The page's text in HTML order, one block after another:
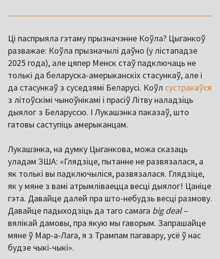
Ці паспрыяла гэтаму прызначэнне Коўла? Цыганкоў
разважае: Коўла прызначылі даўно (у лістападзе
2025 года), але цяпер Менск стаў падключаць не
толькі да беларуска-амерыканскіх стасункаў, але і
да стасункаў з суседзямі Беларусі. Коўл сустракаўся
з літоўскімі чыноўнікамі і прасіў Літву наладзіць
дыялог з Беларуссю. І Лукашэнка паказаў, што
гатовы саступіць амерыканцам.
Лукашэнка, на думку Цыганкова, можа сказаць
уладам ЗША: «Глядзіце, пытанне не развязалася, а
як толькі вы падключыліся, развязалася. Глядзіце,
як у мяне з вамі атрымліваецца весці дыялог! Цаніце
гэта. Давайце далей пра што-небудзь весці размову.
Давайце падыходзіць да таго самага big deal–
вялікай дамовы, пра якую мы гаворым. Запрашайце
мяне ў Мар-а-Лага, я з Трампам пагавару, усё ў нас
будзе чыкі-чыкі».